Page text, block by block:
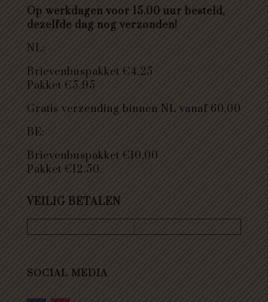
Op werkdagen voor 15.00 uur besteld,
dezelfde dag nog verzonden!
NL:
Brievenbuspakket €4,25
Pakket €5,95
Gratis verzending binnen NL vanaf 60,00
BE:
Brievenbuspakket €10,00
Pakket €12.50.
VEILIG BETALEN
SOCIAL MEDIA